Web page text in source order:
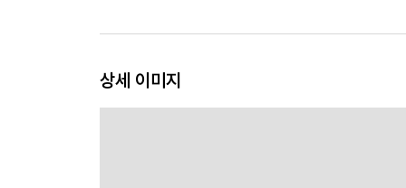
상세 이미지